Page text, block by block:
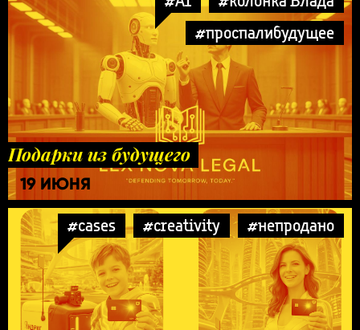
#проспалибудущее
Подарки из будущего
19 ИЮНЯ
#cases #creativity #непродано